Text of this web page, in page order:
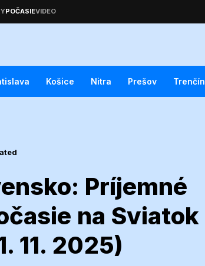
Košice Nitra Prešov Trenčín
Príjemné
na Sviatok
11. 2025)
Slovensko: